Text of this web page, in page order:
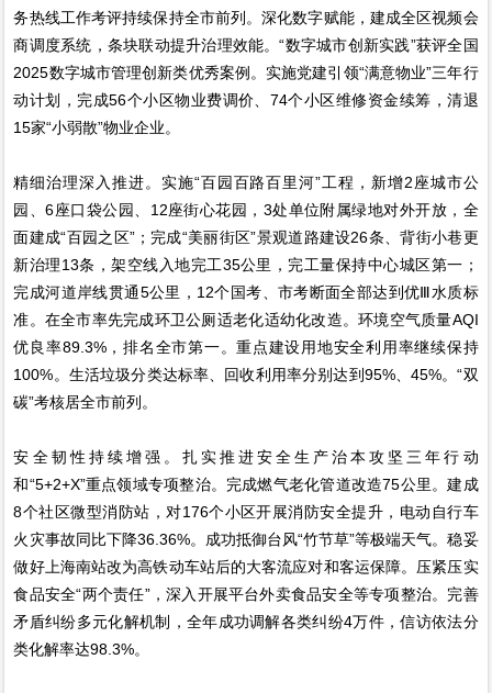
务热线工作考评持续保持全市前列。深化数字赋能，建成全区视频会
商调度系统，条块联动提升治理效能。“数字城市创新实践”获评全国
2025数字城市管理创新类优秀案例。实施党建引领“满意物业”三年行
动计划，完成56个小区物业费调价、74个小区维修资金续筹，清退
15家“小弱散”物业企业。
精细治理深入推进。实施“百园百路百里河”工程，新增2座城市公
园、6座口袋公园、12座街心花园，3处单位附属绿地对外开放，全
面建成“百园之区”；完成“美丽街区”景观道路建设26条、背街小巷更
新治理13条，架空线入地完工35公里，完工量保持中心城区第一；
完成河道岸线贯通5公里，12个国考、市考断面全部达到优Ⅲ水质标
准。在全市率先完成环卫公厕适老化适幼化改造。环境空气质量AQI
优良率89.3%，排名全市第一。重点建设用地安全利用率继续保持
100%。生活垃圾分类达标率、回收利用率分别达到95%、45%。“双
碳”考核居全市前列。
安全韧性持续增强。扎实推进安全生产治本攻坚三年行动
和“5+2+X”重点领域专项整治。完成燃气老化管道改造75公里。建成
8个社区微型消防站，对176个小区开展消防安全提升，电动自行车
火灾事故同比下降36.36%。成功抵御台风“竹节草”等极端天气。稳妥
做好上海南站改为高铁动车站后的大客流应对和客运保障。压紧压实
食品安全“两个责任”，深入开展平台外卖食品安全等专项整治。完善
矛盾纠纷多元化解机制，全年成功调解各类纠纷4万件，信访依法分
类化解率达98.3%。